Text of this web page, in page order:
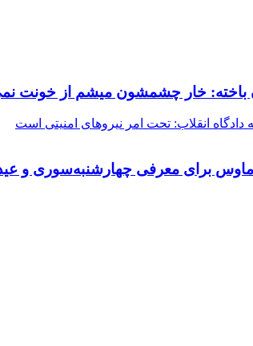
باخته: خار چشمشون میشم از خونت
برای معرفی چهارشنبه‌سوری و عید